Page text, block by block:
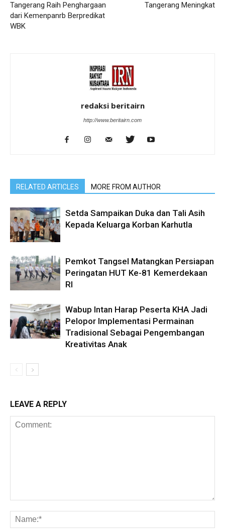
Tangerang Raih Penghargaan
dari Kemenpanrb Berpredikat
WBK
Tangerang Meningkat
redaksi beritairn
http://www.beritairn.com
RELATED ARTICLES MORE FROM AUTHOR
Setda Sampaikan Duka dan Tali Asih
Kepada Keluarga Korban Karhutla
Pemkot Tangsel Matangkan Persiapan
Peringatan HUT Ke-81 Kemerdekaan
RI
Wabup Intan Harap Peserta KHA Jadi
Pelopor Implementasi Permainan
Tradisional Sebagai Pengembangan
Kreativitas Anak
LEAVE A REPLY